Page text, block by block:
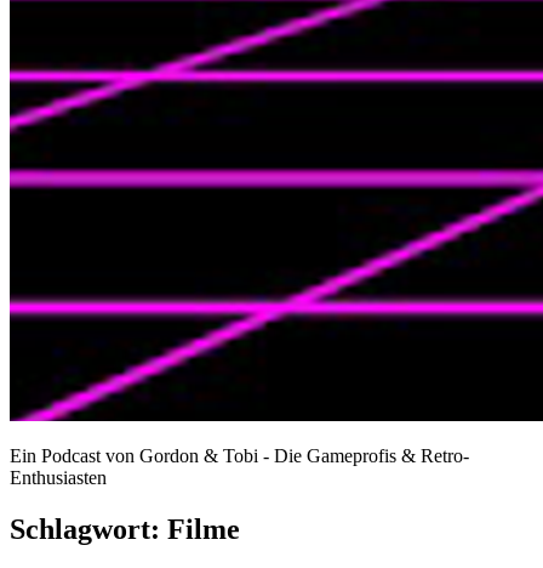
Ein Podcast von Gordon & Tobi - Die Gameprofis & Retro-
Enthusiasten
Schlagwort: Filme